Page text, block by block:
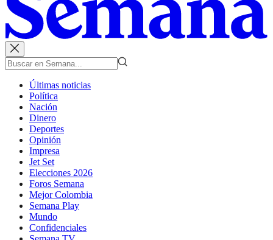
Últimas noticias
Política
Nación
Dinero
Deportes
Opinión
Impresa
Jet Set
Elecciones 2026
Foros Semana
Mejor Colombia
Semana Play
Mundo
Confidenciales